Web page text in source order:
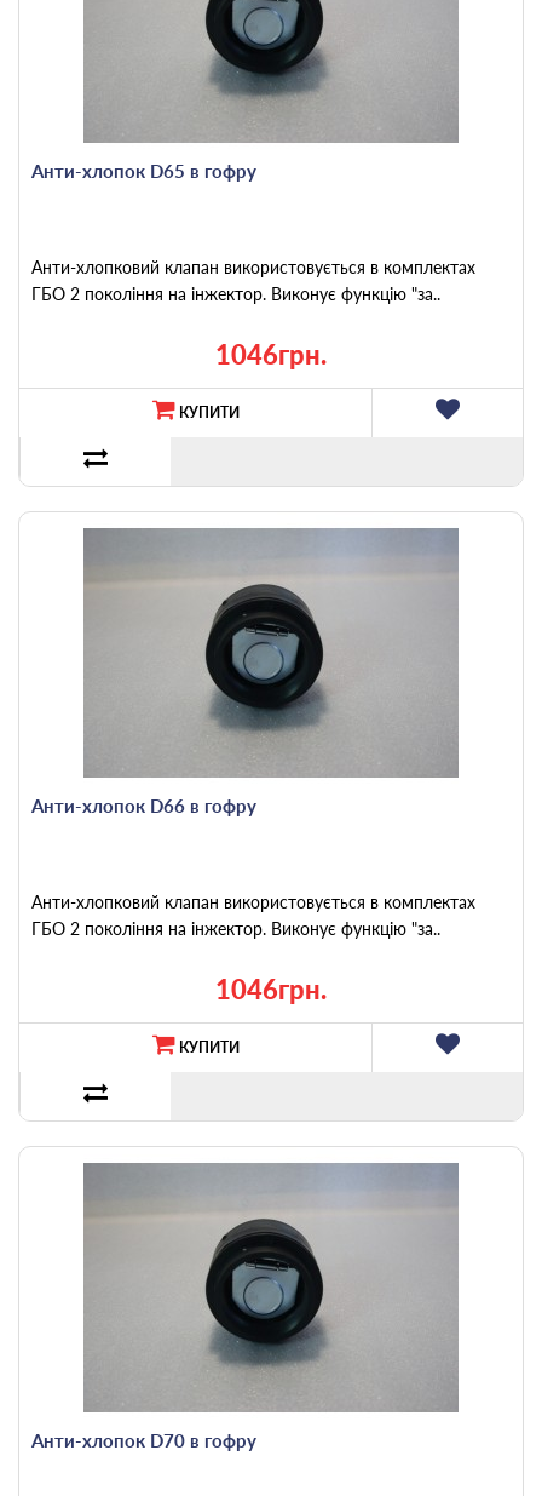
Анти-хлопок D65 в гофру
Анти-хлопковий клапан використовується в комплектах
ГБО 2 покоління на інжектор. Виконує функцію "за..
1046грн.
КУПИТИ
Анти-хлопок D66 в гофру
Анти-хлопковий клапан використовується в комплектах
ГБО 2 покоління на інжектор. Виконує функцію "за..
1046грн.
КУПИТИ
Анти-хлопок D70 в гофру